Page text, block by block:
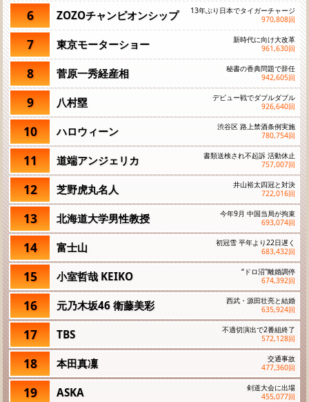
6 ZOZOチャンピオンシップ
13年ぶり日本でタイガーチャージ
970,808回
7 東京モーターショー
新時代に向け大改革
961,630回
8 菅原一秀経産相
秘書の香典問題で辞任
942,605回
9 八村塁
デビュー戦でダブルダブル
926,640回
10 ハロウィーン
渋谷区 路上禁酒条例実施
780,754回
11 道端アンジェリカ
書類送検され不起訴 活動休止
757,007回
12 芝野虎丸名人
井山裕太四冠と対決
722,016回
13 北海道大学男性教授
今年9月 中国当局が拘束
693,074回
14 富士山
初冠雪 平年より22日遅く
683,432回
15 小室哲哉 KEIKO
“ドロ沼"離婚調停
674,392回
16 元乃木坂46 衛藤美彩
西武・源田壮亮と結婚
635,924回
17 TBS
不適切演出で2番組終了
572,128回
18 本田真凜
交通事故
477,360回
19 ASKA
剣道大会に出場
455,077回